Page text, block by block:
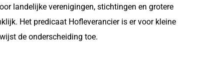
landelijke verenigingen, stichtingen en grotere
Het predicaat Hofleverancier is er voor kleine
de onderscheiding toe.